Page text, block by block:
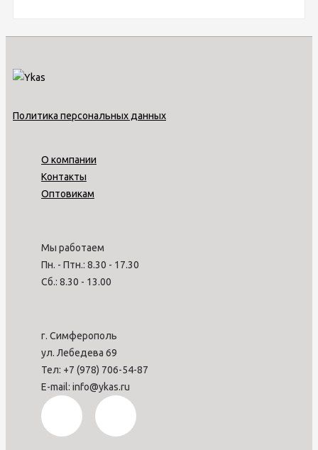
Политика персональных данных
О компании
Контакты
Оптовикам
Мы работаем
Пн. - Птн.: 8.30 - 17.30
Сб.: 8.30 - 13.00
г. Симферополь
ул. Лебедева 69
Тел: +7 (978) 706-54-87
E-mail: info@ykas.ru